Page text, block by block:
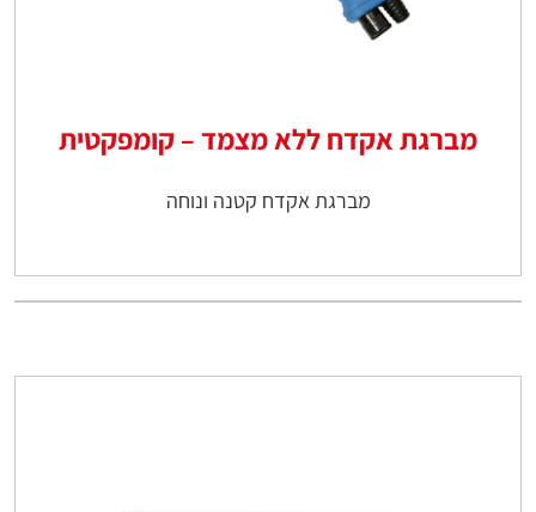
מברגת אקדח ללא מצמד – קומפקטית
מברגת אקדח קטנה ונוחה